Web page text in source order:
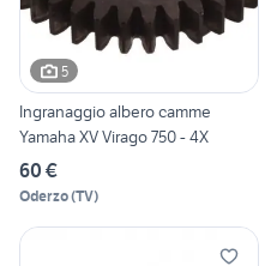
5
Ingranaggio albero camme
Yamaha XV Virago 750 - 4X
60 €
Oderzo(TV)